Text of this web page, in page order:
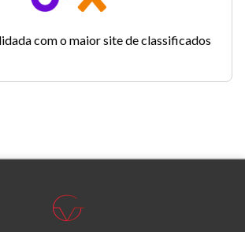
diminuir a fonte em nosso site, utilize os
com o maior site de classificados